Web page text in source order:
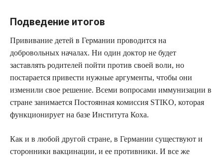
Подведение итогов
Прививание детей в Германии проводится на
добровольных началах. Ни один доктор не будет
заставлять родителей пойти против своей воли, но
постарается привести нужные аргументы, чтобы они
изменили свое решение. Всеми вопросами иммунизации в
стране занимается Постоянная комиссия STIKO, которая
функционирует на базе Института Коха.
Как и в любой другой стране, в Германии существуют и
сторонники вакцинации, и ее противники. И все же